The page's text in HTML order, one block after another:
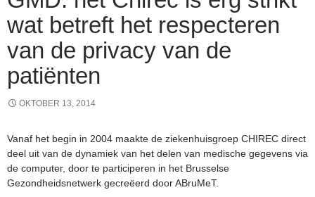
wat betreft het respecteren
van de privacy van de
patiënten
OKTOBER 13, 2014
Vanaf het begin in 2004 maakte de ziekenhuisgroep CHIREC direct
deel uit van de dynamiek van het delen van medische gegevens via
de computer, door te participeren in het Brusselse
Gezondheidsnetwerk gecreëerd door ABruMeT.